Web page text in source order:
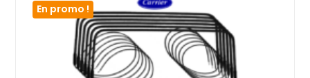
En promo !